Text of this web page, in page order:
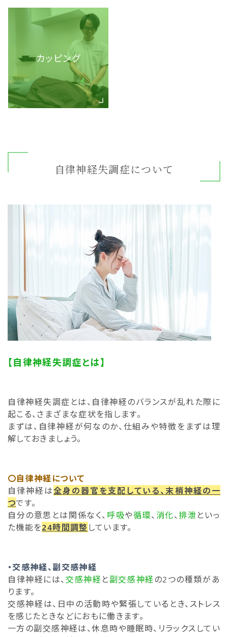
カッピング
自律神経失調症について
【自律神経失調症とは】
自律神経失調症とは、自律神経のバランスが乱れた際に
起こる、さまざまな症状を指します。
まずは、自律神経が何なのか、仕組みや特徴をまずは理
解しておきましょう。
〇自律神経について
自律神経は全身の器官を支配している、末梢神経の一
つです。
自分の意思とは関係なく、 呼吸や循環、 消化、排泄といっ
た機能を24時間調整 しています。
・交感神経、副交感神経
自律神経には、 交感神経 と副交感神経 の2つの種類があ
ります。
交感神経は、日中の活動時や緊張しているとき、ストレス
を感じたときなどにおもに働きます。
一方の副交感神経は、休息時や睡眠時、リラックスしてい